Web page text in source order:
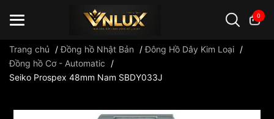
0
Đồng hồ casio đồng hồ G-Shock đồng hồ Orient
Trang chủ /Đồng hồ Nhật Bản /Đông Hồ Dây Kim Loại /
Đồng hồ Cơ - Automatic
/
Seiko Prospex 48mm Nam SBDY033J